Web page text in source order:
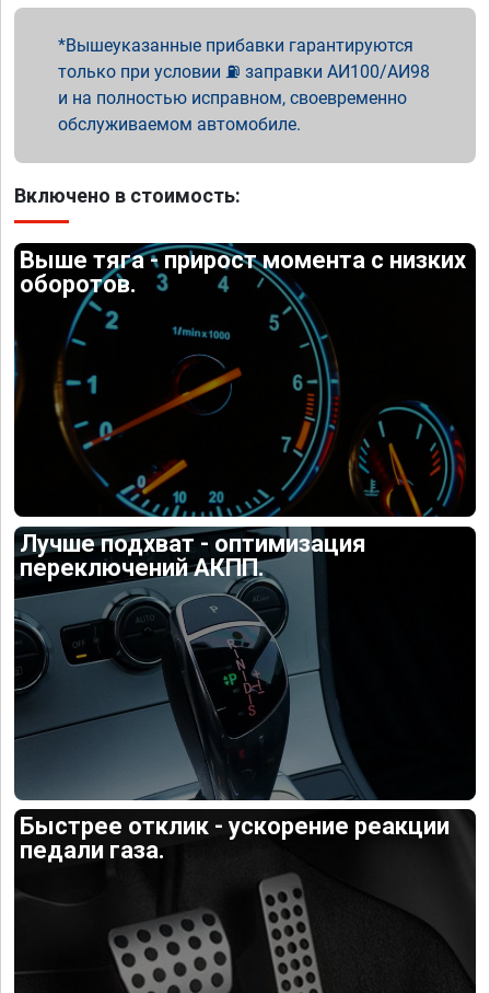
Вышеуказанные прибавки гарантируются
только при условии ⛽ заправки АИ100/АИ98
и на полностью исправном, своевременно
обслуживаемом автомобиле.
Включено в стоимость:
Выше тяга - прирост момента с низких
оборотов.
Лучше подхват - оптимизация
переключений АКПП.
Быстрее отклик - ускорение реакции
педали газа.